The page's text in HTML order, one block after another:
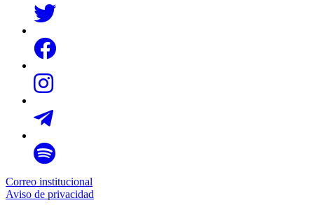
Correo institucional
Aviso de privacidad